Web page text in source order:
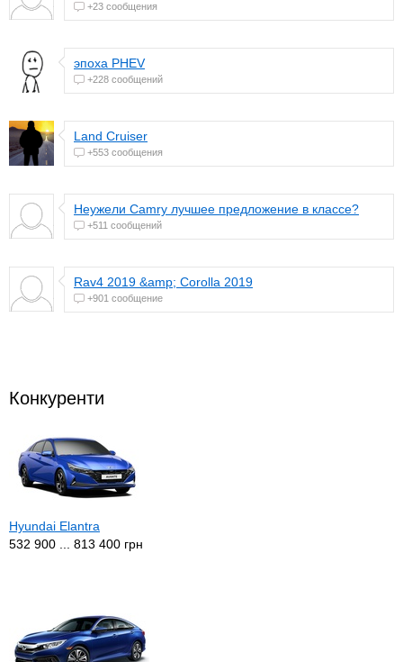
+23 сообщения
эпоха PHEV
+228 сообщений
Land Cruiser
+553 сообщения
Неужели Camry лучшее предложение в классе?
+511 сообщений
Rav4 2019 &amp; Corolla 2019
+901 сообщение
Конкуренти
Hyundai Elantra
532 900 ... 813 400 грн